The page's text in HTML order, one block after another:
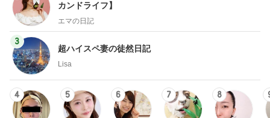
カンドライフ】
エマの日記
3
超ハイスペ妻の徒然日記
Lisa
4 5 6 7 8